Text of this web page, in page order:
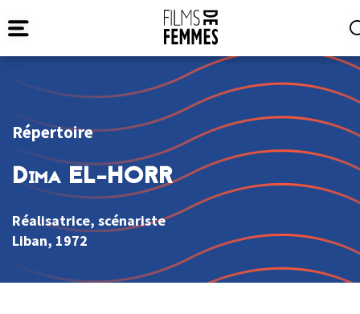
Répertoire
Dima EL-HORR
Réalisatrice, scénariste
Liban, 1972